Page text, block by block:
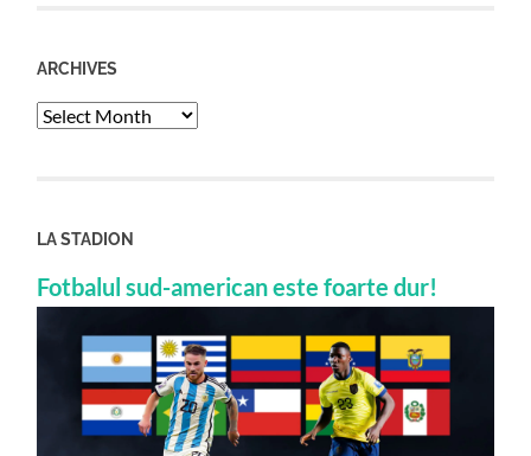
ARCHIVES
Archives
LA STADION
Fotbalul sud-american este foarte dur!